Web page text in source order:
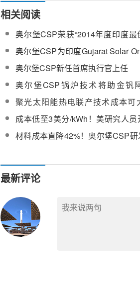
相关阅读
奥尔堡CSP荣获“2014年度印度最
技术供应商”大奖
奥尔堡CSP为印度Gujarat Solar
供应的蒸汽发生器已发货
奥尔堡CSP新任首席执行官上任
奥尔堡CSP锅炉技术将助金钒
50MW光热项目24小时供电
聚光太阳能热电联产技术成本可
降，但需稳定政策支持
成本低至3美分/kWh！美研究人员
新型太阳能聚光热电联产技术
材料成本直降42%！奥尔堡CSP研
最新评论